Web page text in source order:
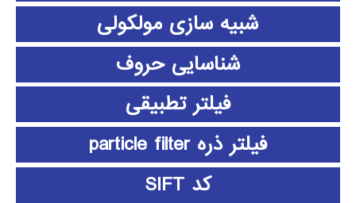
شبیه سازی مولکولی
شناسایی حروف
فیلتر تطبیقی
فیلتر ذره particle filter
کد SIFT